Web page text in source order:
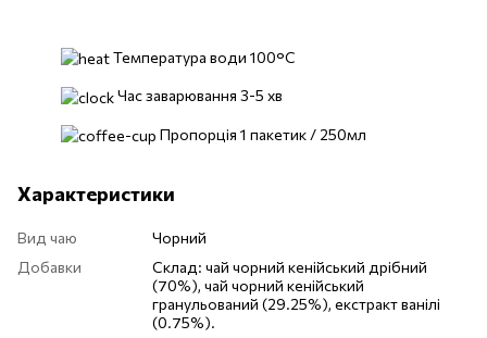
Температура води 100°C
Час заварювання 3-5 хв
Пропорція 1 пакетик / 250мл
Характеристики
Вид чаю
Чорний
Добавки
Склад: чай чорний кенійський дрібний
(70%), чай чорний кенійський
гранульований (29.25%), екстракт ванілі
(0.75%).